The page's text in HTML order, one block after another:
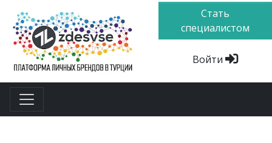
Стать
специалистом
Войти